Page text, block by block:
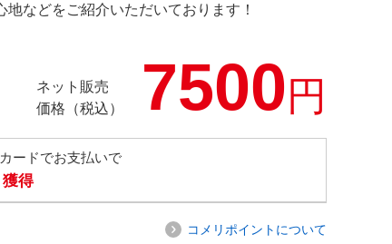
などをご紹介いただいております！
ネット販売
価格（税込）
7500円
ードでお支払いで
得
コメリポイントについて